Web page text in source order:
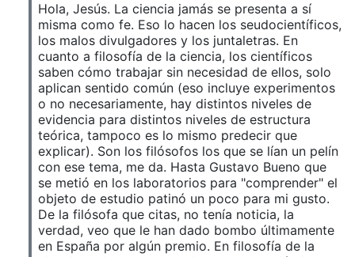
Hola, Jesús. La ciencia jamás se presenta a sí
misma como fe. Eso lo hacen los seudocientíficos,
los malos divulgadores y los juntaletras. En
cuanto a filosofía de la ciencia, los científicos
saben cómo trabajar sin necesidad de ellos, solo
aplican sentido común (eso incluye experimentos
o no necesariamente, hay distintos niveles de
evidencia para distintos niveles de estructura
teórica, tampoco es lo mismo predecir que
explicar). Son los filósofos los que se lían un pelín
con ese tema, me da. Hasta Gustavo Bueno que
se metió en los laboratorios para "comprender" el
objeto de estudio patinó un poco para mi gusto.
De la filósofa que citas, no tenía noticia, la
verdad, veo que le han dado bombo últimamente
en España por algún premio. En filosofía de la